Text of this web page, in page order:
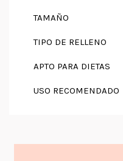
TAMAÑO
TIPO DE RELLENO
APTO PARA DIETAS
USO RECOMENDADO